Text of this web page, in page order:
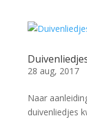
28 aug, 2017
Naar
duivenliedjes